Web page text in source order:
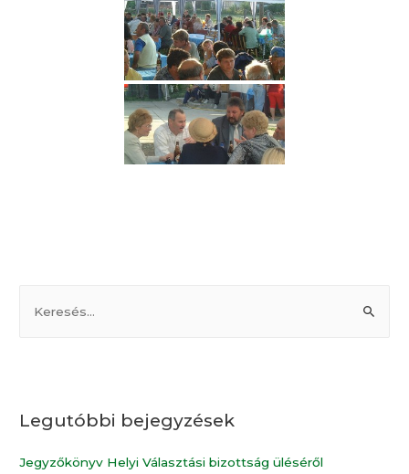
Legutóbbi bejegyzések
Jegyzőkönyv Helyi Választási bizottság üléséről